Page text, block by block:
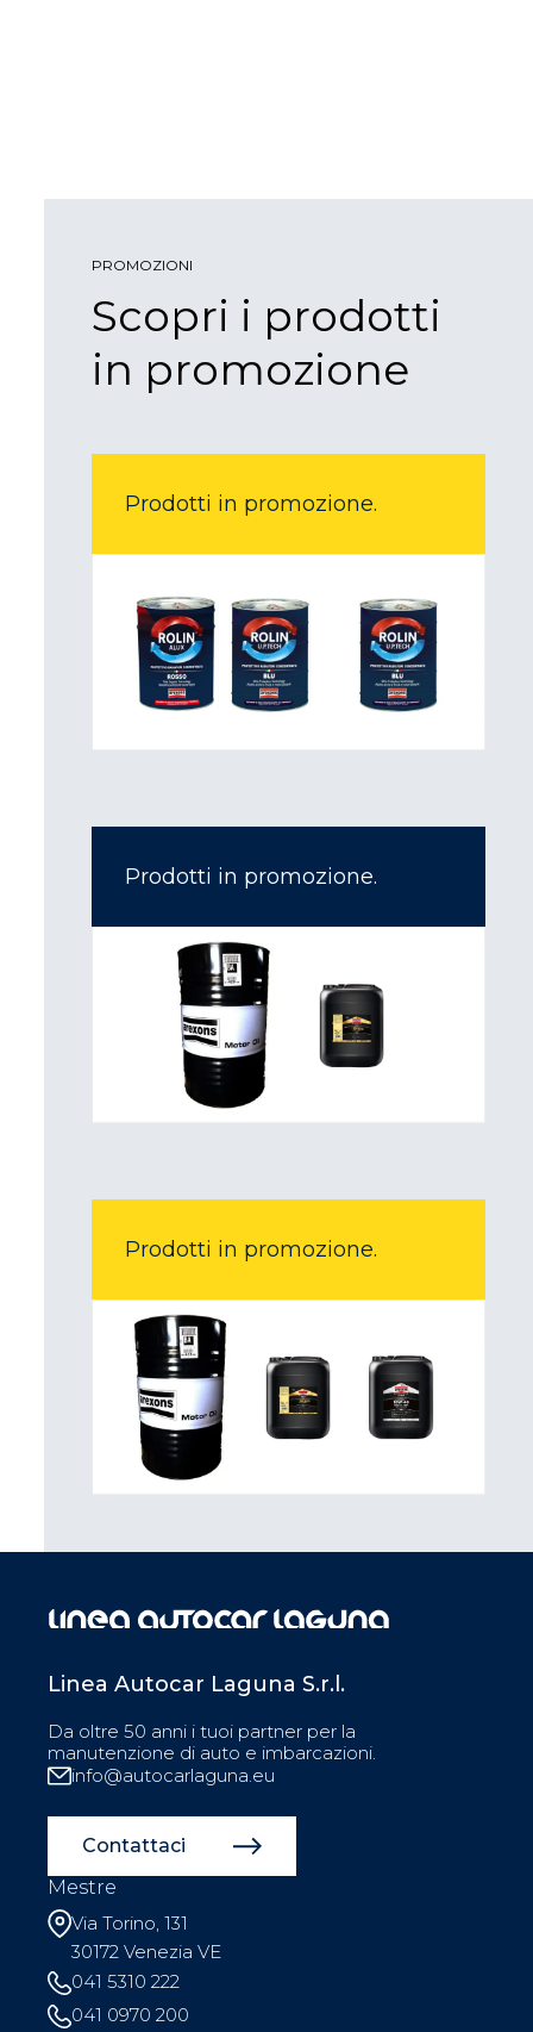
PROMOZIONI
Scopri i prodotti
in promozione
Prodotti in promozione.
Prodotti in promozione.
Prodotti in promozione.
Linea Autocar Laguna S.r.l.
Da oltre 50 anni i tuoi partner per la
manutenzione di auto e imbarcazioni.
Mestre
Via Torino, 131
30172 Venezia VE
041 5310 222
041 0970 200
info@autocarlaguna.eu
Contattaci